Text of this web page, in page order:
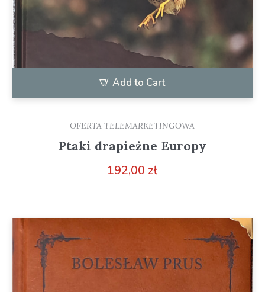
Add to Cart
OFERTA TELEMARKETINGOWA
Ptaki drapieżne Europy
192,00 zł